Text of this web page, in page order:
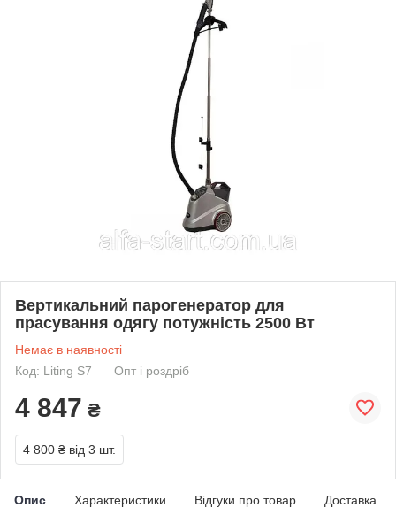
Вертикальний парогенератор для
прасування одягу потужність 2500 Вт
Немає в наявності
Код: Liting S7
Опт і роздріб
4 847 ₴
4 800 ₴ від 3 шт.
Опис Характеристики Відгуки про товар Доставка